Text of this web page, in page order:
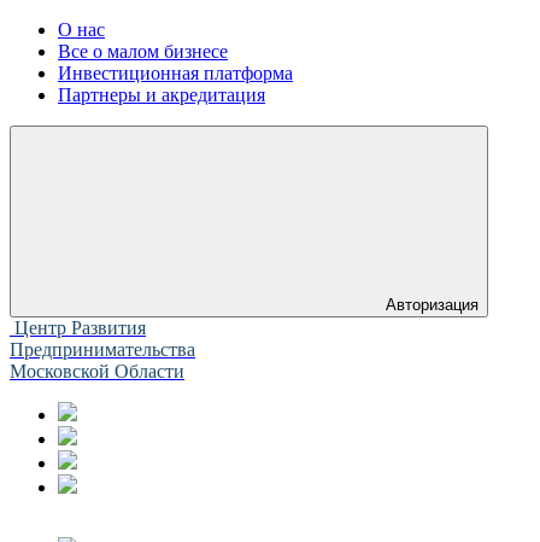
О нас
Все о малом бизнесе
Инвестиционная платформа
Партнеры и акредитация
Авторизация
Центр Развития
Предпринимательства
Московской Области